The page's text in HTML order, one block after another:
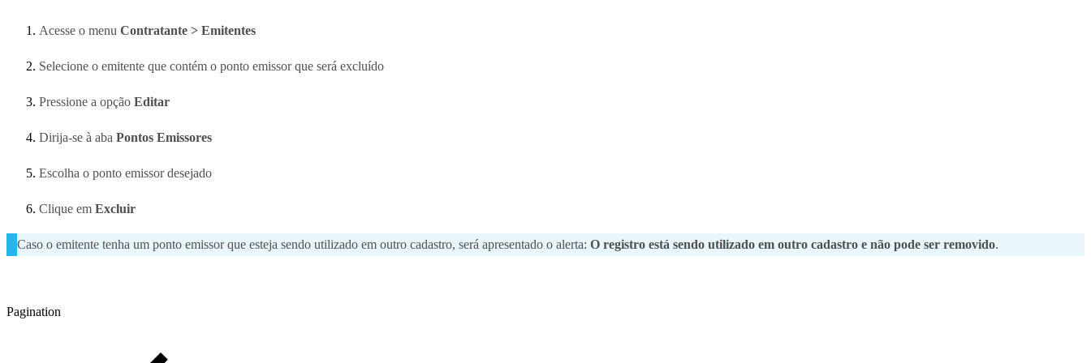
Acesse o menu Contratante > Emitentes
Selecione o emitente que contém o ponto emissor que será excluído
Pressione a opção Editar
Dirija-se à aba Pontos Emissores
Escolha o ponto emissor desejado
Clique em Excluir
Caso o emitente tenha um ponto emissor que esteja sendo utilizado em outro cadastro, será apresentado o alerta: O registro está sendo utilizado em outro cadastro e não pode ser removido.
Pagination